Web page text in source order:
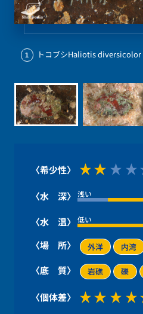
〈希少性〉
〈水 深〉 浅い
〈水 温〉 低い
〈場 所〉 外洋 内湾
〈底 質〉 岩礁 礫
〈個体差〉
1 トコブシHaliotis